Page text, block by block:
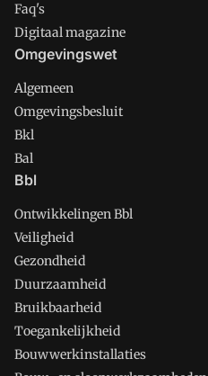
Faq's
Digitaal magazine
Omgevingswet
Algemeen
Omgevingsbesluit
Bkl
Bal
Bbl
Ontwikkelingen Bbl
Veiligheid
Gezondheid
Duurzaamheid
Bruikbaarheid
Toegankelijkheid
Bouwwerkinstallaties